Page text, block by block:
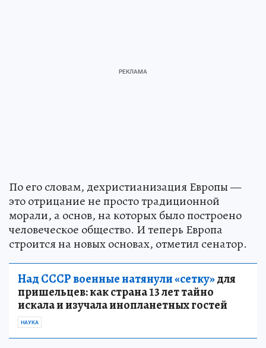
По его словам, дехристианизация Европы —
это отрицание не просто традиционной
морали, а основ, на которых было построено
человеческое общество. И теперь Европа
строится на новых основах, отметил сенатор.
Над СССР военные натянули «сетку»для
пришельцев: как страна 13 лет тайно
искала и изучала инопланетных гостей
НАУКА